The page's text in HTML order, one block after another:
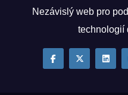
Nezávislý web pro
technologií